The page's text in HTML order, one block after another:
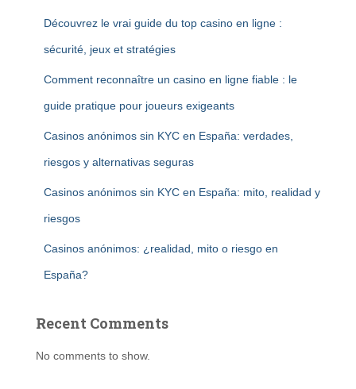
Découvrez le vrai guide du top casino en ligne :
sécurité, jeux et stratégies
Comment reconnaître un casino en ligne fiable : le
guide pratique pour joueurs exigeants
Casinos anónimos sin KYC en España: verdades,
riesgos y alternativas seguras
Casinos anónimos sin KYC en España: mito, realidad y
riesgos
Casinos anónimos: ¿realidad, mito o riesgo en
España?
Recent Comments
No comments to show.